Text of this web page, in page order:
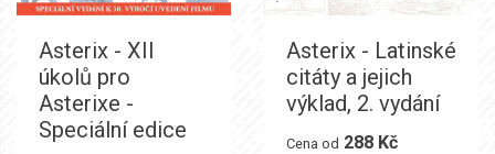
Asterix - XII
úkolů pro
Asterixe -
Speciální edice
Asterix - Latinské
citáty a jejich
výklad, 2. vydání
Cena od 288 Kč